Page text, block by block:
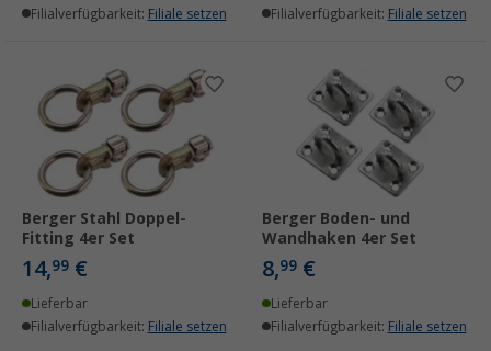
Filialverfügbarkeit: Filiale setzen
Filialverfügbarkeit: Filiale setzen
Berger Stahl Doppel-
Fitting 4er Set
14,99 €
Lieferbar
Filialverfügbarkeit: Filiale setzen
Berger Boden- und
Wandhaken 4er Set
8,99 €
Lieferbar
Filialverfügbarkeit: Filiale setzen